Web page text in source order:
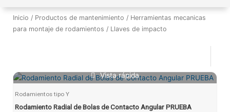
o
k
r
a
m
p
p
Inicio / Productos de mantenimiento / Herramientas mecanicas
para montaje de rodamientos / Llaves de impacto
Vista rápida
Rodamientos tipo Y
Rodamiento Radial de Bolas de Contacto Angular PRUEBA